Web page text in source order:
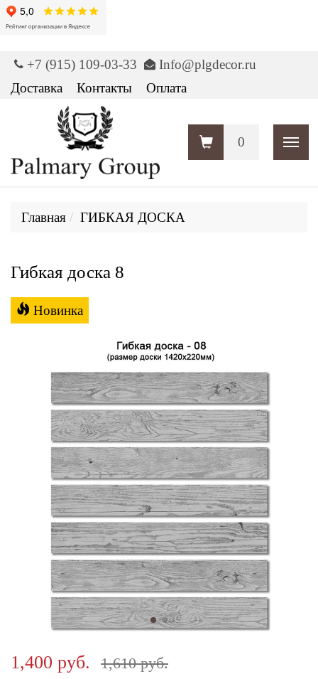
+7 (915) 109-03-33
Info@plgdecor.ru
Доставка
Контакты Оплата
0
Главная ГИБКАЯ ДОСКА
Гибкая доска 8
Новинка
1,400 руб. 1,610 руб.